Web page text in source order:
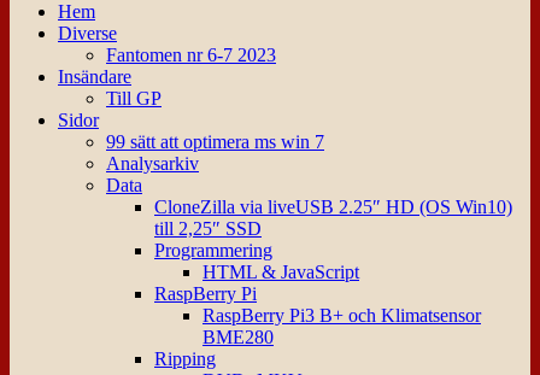
Hem
Diverse
Fantomen nr 6-7 2023
Insändare
Till GP
Sidor
99 sätt att optimera ms win 7
Analysarkiv
Data
CloneZilla via liveUSB 2.25″ HD (OS Win10)
till 2,25″ SSD
Programmering
HTML & JavaScript
RaspBerry Pi
RaspBerry Pi3 B+ och Klimatsensor
BME280
Ripping